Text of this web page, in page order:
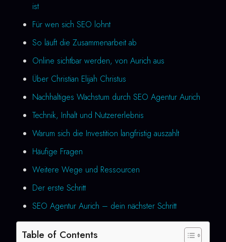
ist
Für wen sich SEO lohnt
So läuft die Zusammenarbeit ab
Online sichtbar werden, von Aurich aus
Über Christian Elijah Christus
Nachhaltiges Wachstum durch SEO Agentur Aurich
Technik, Inhalt und Nutzererlebnis
Warum sich die Investition langfristig auszahlt
Häufige Fragen
Weitere Wege und Ressourcen
Der erste Schritt
SEO Agentur Aurich – dein nächster Schritt
Table of Contents